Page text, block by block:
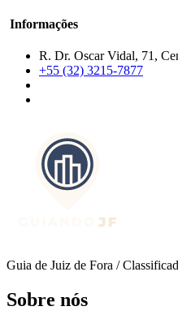
Informações
R. Dr. Oscar Vidal, 71,
+55 (32) 3215-7877
Guia de Juiz de Fora /
Sobre nós